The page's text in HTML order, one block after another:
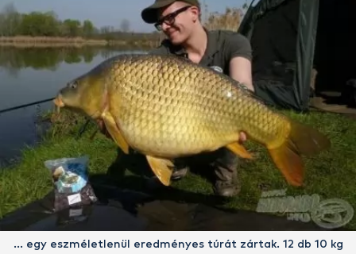
… egy eszméletlenül eredményes túrát zártak. 12 db 10 kg